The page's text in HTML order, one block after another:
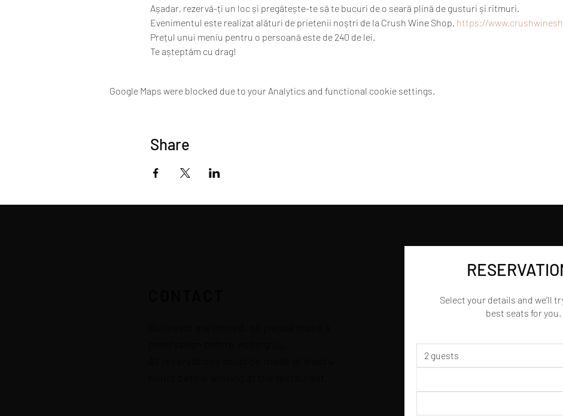
Așadar, rezervă-ți un loc și pregătește-te să te bucuri de o seară plină de gusturi și ritmuri.
Evenimentul este realizat alături de prietenii noștri de la Crush Wine Shop. https://
Prețul unui meniu pentru o persoană este de 240 de lei.
Te așteptăm cu drag!
Google Maps were blocked due to your Analytics and functional cookie settings.
Share
Select your details and we’ll
best seats for you.
2 guests